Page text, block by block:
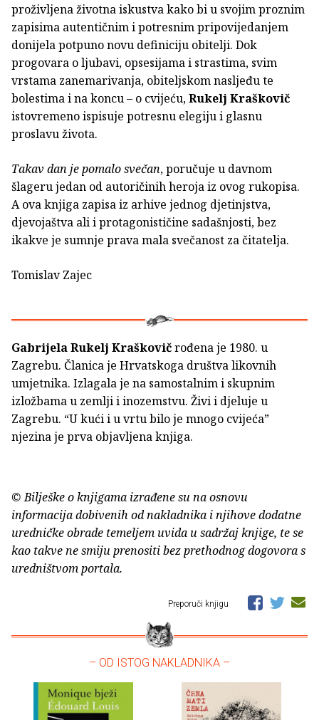
proživljena životna iskustva kako bi u svojim proznim
zapisima autentičnim i potresnim pripovijedanjem
donijela potpuno novu definiciju obitelji. Dok
progovara o ljubavi, opsesijama i strastima, svim
vrstama zanemarivanja, obiteljskom nasljeđu te
bolestima i na koncu – o cvijeću,Rukelj Kraškovič
istovremeno ispisuje potresnu elegiju i glasnu
proslavu života.
Takav dan je pomalo svečan, poručuje u davnom
šlageru jedan od autoričinih heroja iz ovog rukopisa.
A ova knjiga zapisa iz arhive jednog djetinjstva,
djevojaštva ali i protagonističine sadašnjosti, bez
ikakve je sumnje prava mala svečanost za čitatelja.
Tomislav Zajec
Gabrijela Rukelj Kraškovičrođena je 1980. u
Zagrebu. Članica je Hrvatskoga društva likovnih
umjetnika. Izlagala je na samostalnim i skupnim
izložbama u zemlji i inozemstvu. Živi i djeluje u
Zagrebu. “U kući i u vrtu bilo je mnogo cvijeća”
njezina je prva objavljena knjiga.
© Bilješke o knjigama izrađene su na osnovu
informacija dobivenih od nakladnika i njihove dodatne
uredničke obrade temeljem uvida u sadržaj knjige, te se
kao takve ne smiju prenositi bez prethodnog dogovora s
uredništvom portala.
Preporuči knjigu
– OD ISTOG NAKLADNIKA –